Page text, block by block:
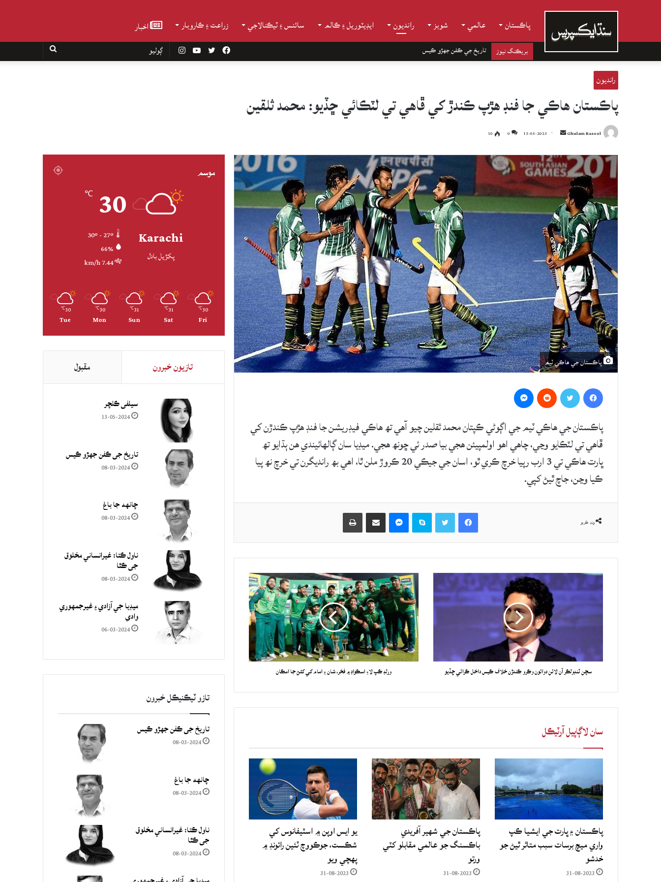
پاڪستان عالمي شوبز رانديون ايڊيٽوريل ۽ ڪالم سائنس ۽ ٽيڪنالاجي زراعت ۽ ڪاروبار اخبار
بريڪنگ نيوز تاريخ جي ڪفن جھڙو ڪيس InstagramYouTube Twitter
Facebook
رانديون
پاڪستان هاڪي جا فنڊ هڙپ ڪندڙ کي ڦاهي تي لٽڪائي ڇڏيو: محمد ثلقين
Ghulam Rasool
Send
email
13-05-2023
0
10
پاڪستان جي هاڪي ٽيم
پاڪستان جي هاڪي ٽيم جي اڳوڻي ڪپتان محمد ثقلين چيو آهي تھ هاڪي فيڊريشن جا فنڊ هڙپ ڪندڙن کي
ڦاهي تي لٽڪايو وڃي، چاهي اهو اولمپيئن هجي بيا صدر ئي ڇونھ هجي. ميڊيا سان ڳالهائيندي هن ٻڌايو تھ
ڀارت هاڪي تي 3 ارب رپيا خرچ ڪري ٿو، اسان جي جيڪي 20 ڪروڙ ملن ٿا، اهي بھ رانديگرن تي خرچ نھ پيا
ڪيا وڃن، جاچ ٿيڻ کپي.
ونڊ ڪريو
Facebook
Skype حصيداري ڪريو اي ميل ذريعي
سچن ٽنڊولڪر آن لائن دوائون وڪرو ڪندڙن خلاف ڪيس داخل ڪرائي ڇڏيو ورلڊ ڪپ لاءِ اسڪواڊ ۾ فخر، شان ۽ امام کي کڻڻ جا امڪان
سان لاڳاپيل آرٽيڪل
پاڪستان ۽ ڀارت جي ايشيا ڪپ
واري ميچ برسات سبب متاثر ٿيڻ جو
خدشو
31-08-2023
پاڪستان جي شهير آفريدي
باڪسنگ جو عالمي مقابلو کٽي
ورتو
31-08-2023
يو ايس اوپن ۾ اسٽيفانوس کي
شڪست، جوڪووچ ٽئين رائونڊ ۾
پهچي ويو
31-08-2023
موسم
Karachi
پکڙيل بادل
30
℃
66%
7.44 km/h
30
℃
Fri
31
℃
Sat
31
℃
Sun
30
℃
Mon
30
℃
Tue
تازيون خبرون مقبول
سيلفي ڪلچر
13-05-2024
تاريخ جي ڪفن جھڙو ڪيس
08-03-2024
چانهه جا باغ
08-03-2024
ناول ڪتا: غيرانساني مخلوق
جي ڪٿا
08-03-2024
ميڊيا جي آزادي ۽ غيرجمھوري
وادي
06-03-2024
تازو ٽيڪنيڪل خبرون
تاريخ جي ڪفن جھڙو ڪيس
08-03-2024
چانهه جا باغ
08-03-2024
ناول ڪتا: غيرانساني مخلوق
جي ڪٿا
08-03-2024